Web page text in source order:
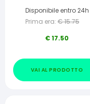
Disponibile entro 24h
Prima era: €15.75
€17.50
VAI AL PRODOTTO